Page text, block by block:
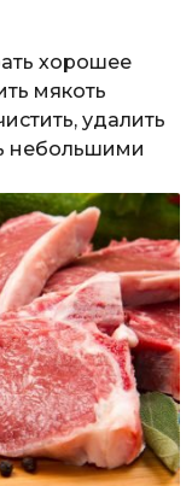
хорошее
мякоть
удалить
небольшими